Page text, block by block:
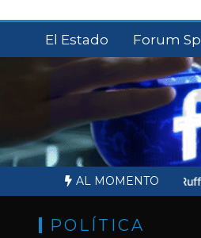
contenidoEl Estado Forum
AL MOMENTO
Familiares de Ernesto Ruffo crean
POLÍTICA